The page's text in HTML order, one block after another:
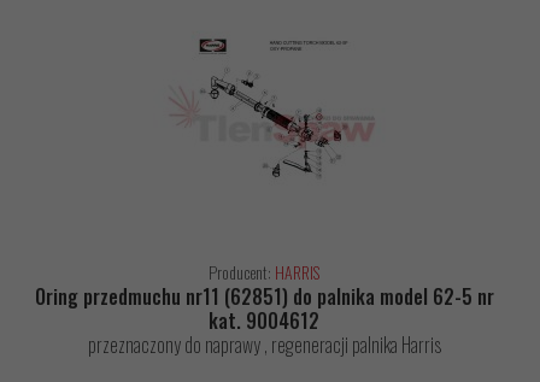
Producent: HARRIS
Oring przedmuchu nr11 (62851) do palnika model 62-5 nr
kat. 9004612
przeznaczony do naprawy , regeneracji palnika Harris